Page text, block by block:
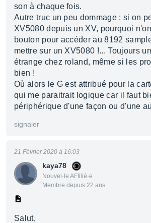
son à chaque fois.
Autre truc un peu dommage : si on
XV5080 depuis un XV, pourquoi
bouton pour accéder au 8192
mettre sur un XV5080 !... Toujours
étrange chez roland, même si les
bien !
Où alors le G est attribué pour la
qui me paraitrait logique car il faut
périphérique d'une façon ou d'une
signaler
kaya78
Nouvel·le AFfilié·e
Membre depuis 22 ans
21 Février 2020 à 16:03
Salut,